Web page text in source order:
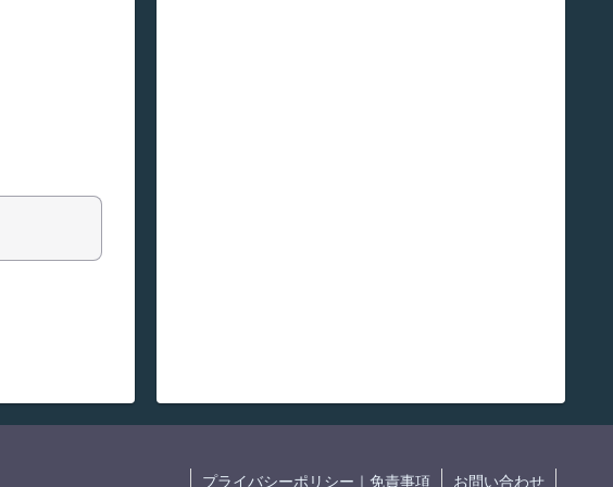
プライバシーポリシー｜免責事項 お問い合わせ